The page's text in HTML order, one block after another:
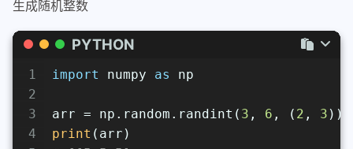
生成随机整数
PYTHON
1
2
3
4
import numpy as np
arr = np.random.randint( 3 , 6 , ( 2 , 3 ))
print (arr)